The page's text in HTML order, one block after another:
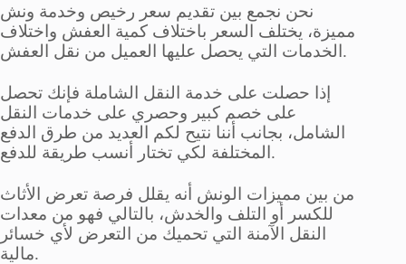
نحن نجمع بين تقديم سعر رخيص وخدمة ونش
مميزة، يختلف السعر باختلاف كمية العفش واختلاف
الخدمات التي يحصل عليها العميل من نقل العفش.
إذا حصلت على خدمة النقل الشاملة فإنك تحصل
على خصم كبير وحصري على خدمات النقل
الشامل، بجانب أننا نتيح لكم العديد من طرق الدفع
المختلفة لكي تختار أنسب طريقة للدفع.
من بين مميزات الونش أنه يقلل فرصة تعرض الأثاث
للكسر أو التلف والخدش، بالتالي فهو من معدات
النقل الآمنة التي تحميك من التعرض لأي خسائر
مالية.